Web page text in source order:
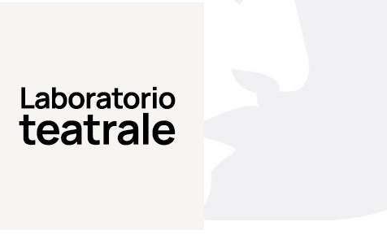
Laboratorio di teatro del
Teatro Eduardo de Filippo